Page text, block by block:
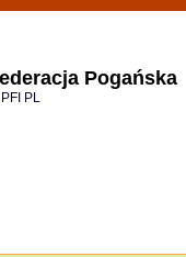
Pogańska
PL